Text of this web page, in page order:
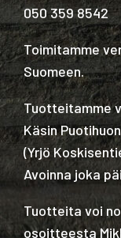
050 359 8542
Toimitamme
Suomeen.
Tuotteitamme
Käsin
(Yrjö
Avoinna joka
Tuotteita voi
osoitteesta